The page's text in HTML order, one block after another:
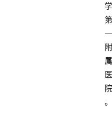
学
第
一
附
属
医
院
。